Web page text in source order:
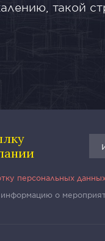
такой
персональных
информацию о